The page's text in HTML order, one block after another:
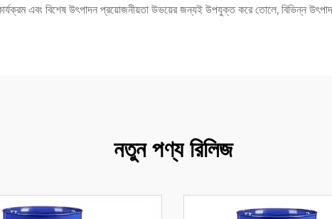
এবং বিশেষ উৎপাদন প্রয়োজনীয়তা উভয়ের জন্যই উপযুক্ত করে তোলে, বিভিন্ন
নতুন পণ্য রিলিজ